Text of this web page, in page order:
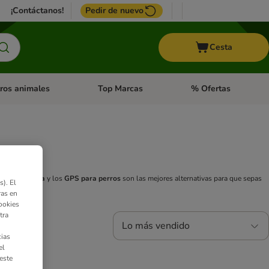
¡Contáctanos! Pedir de nuevo
Cesta
Roedores y +
de categoria abierto: Pájaros
animales Menú de categoria abierto: Otros animales
Top Marcas Menú de categoria
% Ofertas
de vigilancia y los GPS para perros son las mejores alternativas para que sepas
Lo más vendido
El
en